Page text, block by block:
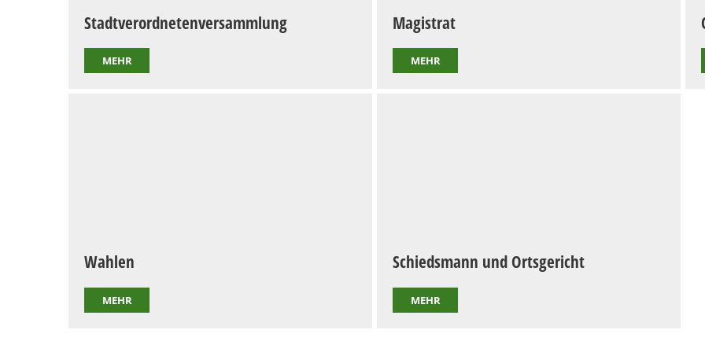
Stadtverordnetenversammlung
MEHR
Magistrat
MEHR
Wahlen
MEHR
Schiedsmann und Ortsgericht
MEHR